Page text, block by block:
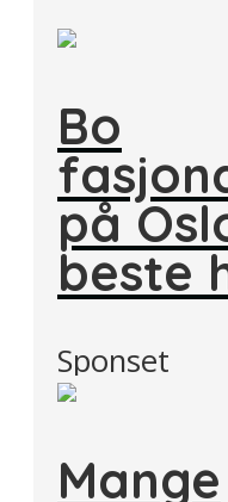
Bo
på
beste
Sponset
Mange